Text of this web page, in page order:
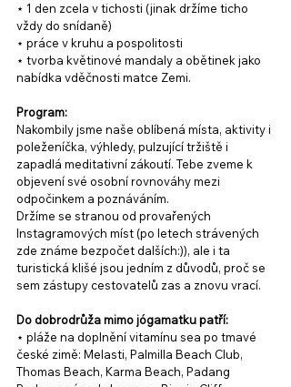
⋆ 1 den zcela v tichosti (jinak držíme ticho
vždy do snídaně)
⋆ práce v kruhu a pospolitosti
⋆ tvorba květinové mandaly a obětinek jako
nabídka vděčnosti matce Zemi.
Program:
Nakombily jsme naše oblíbená místa, aktivity i
poleženíčka, výhledy, pulzující tržiště i
zapadlá meditativní zákoutí. Tebe zveme k
objevení své osobní rovnováhy mezi
odpočinkem a poznáváním.
Držíme se stranou od provařených
Instagramových míst (po letech strávených
zde známe bezpočet dalších:)), ale i ta
turistická klišé jsou jedním z důvodů, proč se
sem zástupy cestovatelů zas a znovu vrací.
Do dobrodrůža mimo jógamatku patří:
⋆ pláže na doplnění vitamínu sea po tmavé
české zimě: Melasti, Palmilla Beach Club,
Thomas Beach, Karma Beach, Padang